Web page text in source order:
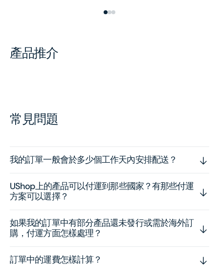
產品推介
常見問題
我的訂單一般會於多少個工作天內安排配送？
UShop上的產品可以付運到那些國家？有那些付運
方案可以選擇？
如果我的訂單中有部分產品還未發行或需於海外訂
購，付運方面怎樣處理？
訂單中的運費怎樣計算？